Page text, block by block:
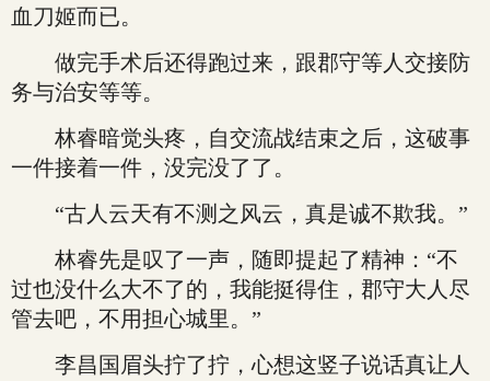
血刀姬而已。
做完手术后还得跑过来，跟郡守等人交接防
务与治安等等。
林睿暗觉头疼，自交流战结束之后，这破事
一件接着一件，没完没了了。
“古人云天有不测之风云，真是诚不欺我。”
林睿先是叹了一声，随即提起了精神：“不
过也没什么大不了的，我能挺得住，郡守大人尽
管去吧，不用担心城里。”
李昌国眉头拧了拧，心想这竖子说话真让人